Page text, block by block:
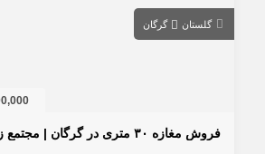
گرگان
10,000,000,000 تومان
مغازه ۳۰ متری در گرگان | مجتمع زینو عدالت ۹۹